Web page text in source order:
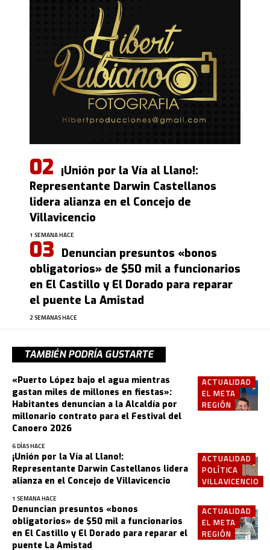
¡Unión por la Vía al Llano!:
Representante Darwin Castellanos
lidera alianza en el Concejo de
Villavicencio
1 SEMANA HACE
Denuncian presuntos «bonos
obligatorios» de $50 mil a funcionarios
en El Castillo y El Dorado para reparar
el puente La Amistad
2 SEMANAS HACE
TAMBIÉN PODRÍA GUSTARTE
ACTUALIDAD
EL META
REGIÓN
«Puerto López bajo el agua mientras
gastan miles de millones en fiestas»:
Habitantes denuncian a la Alcaldía por
millonario contrato para el Festival del
Canoero 2026
6 DÍAS HACE
ACTUALIDAD
POLÍTICA
VILLAVICENCIO
¡Unión por la Vía al Llano!:
Representante Darwin Castellanos lidera
alianza en el Concejo de Villavicencio
1 SEMANA HACE
ACTUALIDAD
EL META
REGIÓN
Denuncian presuntos «bonos
obligatorios» de $50 mil a funcionarios
en El Castillo y El Dorado para reparar el
puente La Amistad